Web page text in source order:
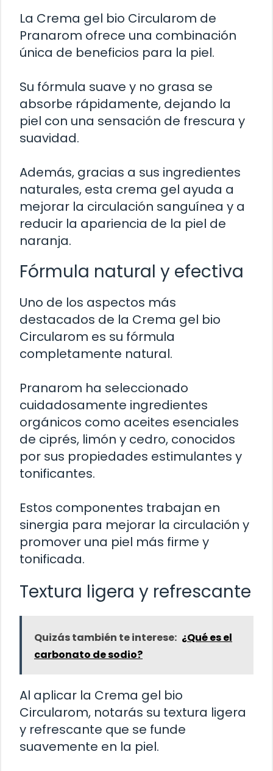
La Crema gel bio Circularom de
Pranarom ofrece una combinación
única de beneficios para la piel.
Su fórmula suave y no grasa se
absorbe rápidamente, dejando la
piel con una sensación de frescura y
suavidad.
Además, gracias a sus ingredientes
naturales, esta crema gel ayuda a
mejorar la circulación sanguínea y a
reducir la apariencia de la piel de
naranja.
Fórmula natural y efectiva
Uno de los aspectos más
destacados de la Crema gel bio
Circularom es su fórmula
completamente natural.
Pranarom ha seleccionado
cuidadosamente ingredientes
orgánicos como aceites esenciales
de ciprés, limón y cedro, conocidos
por sus propiedades estimulantes y
tonificantes.
Estos componentes trabajan en
sinergia para mejorar la circulación y
promover una piel más firme y
tonificada.
Textura ligera y refrescante
Quizás también te interese: ¿Qué es el
carbonato de sodio?
Al aplicar la Crema gel bio
Circularom, notarás su textura ligera
y refrescante que se funde
suavemente en la piel.